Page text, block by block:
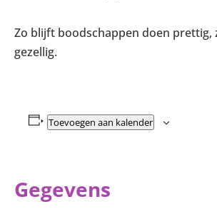
Zo blijft boodschappen doen prettig,
gezellig.
Toevoegen aan kalender
Gegevens